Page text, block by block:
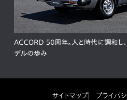
ACCORD 50周年。人と時代に調和し
デルの歩み
サイトマップ プライバ